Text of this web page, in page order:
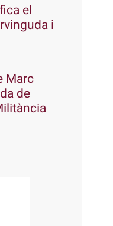
el
i
Marc
de